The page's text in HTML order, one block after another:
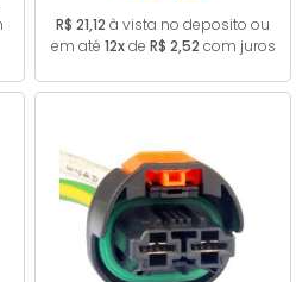
R$ 21,12 à vista no deposito ou
em até 12xde R$ 2,52 com juros